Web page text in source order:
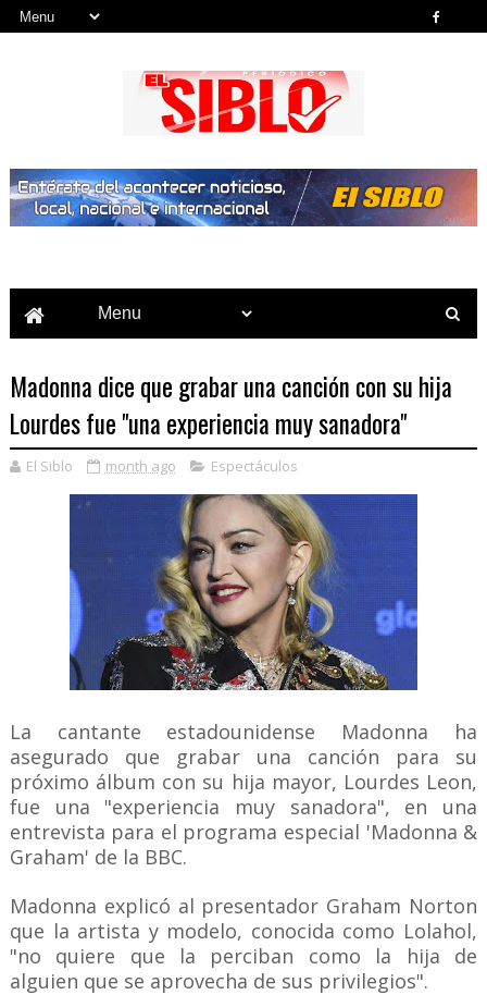
Madonna dice que grabar una canción con su hija
Lourdes fue "una experiencia muy sanadora"
El Siblo month ago Espectáculos
La cantante estadounidense Madonna ha
asegurado que grabar una canción para su
próximo álbum con su hija mayor, Lourdes Leon,
fue una "experiencia muy sanadora", en una
entrevista para el programa especial 'Madonna &
Graham' de la BBC.
Madonna explicó al presentador Graham Norton
que la artista y modelo, conocida como Lolahol,
"no quiere que la perciban como la hija de
alguien que se aprovecha de sus privilegios".